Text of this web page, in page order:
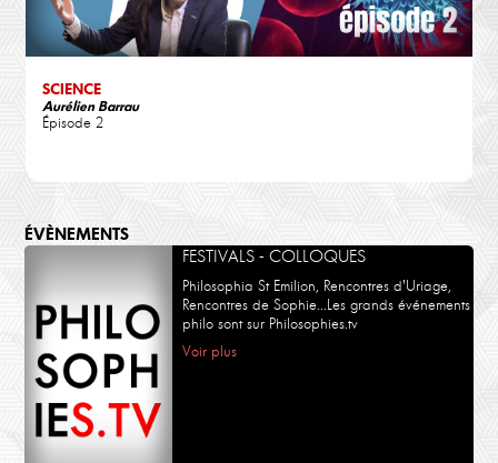
SCIENCE
Aurélien Barrau
Épisode 2
ÉVÈNEMENTS
FESTIVALS - COLLOQUES
Philosophia St Emilion, Rencontres d'Uriage,
Rencontres de Sophie...Les grands événements
philo sont sur Philosophies.tv
Voir plus